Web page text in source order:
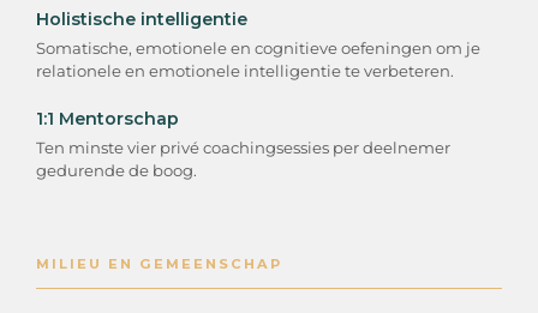
Holistische intelligentie
Somatische, emotionele en cognitieve oefeningen om je
relationele en emotionele intelligentie te verbeteren.
1:1 Mentorschap
Ten minste vier privé coachingsessies per deelnemer
gedurende de boog.
MILIEU EN GEMEENSCHAP